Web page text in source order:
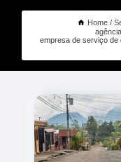
Home
empresa de serviço de